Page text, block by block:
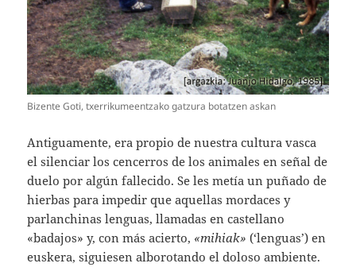
Bizente Goti, txerrikumeentzako gatzura botatzen askan
Antiguamente, era propio de nuestra cultura vasca
el silenciar los cencerros de los animales en señal de
duelo por algún fallecido. Se les metía un puñado de
hierbas para impedir que aquellas mordaces y
parlanchinas lenguas, llamadas en castellano
«badajos» y, con más acierto, «mihiak» (‘lenguas’) en
euskera, siguiesen alborotando el doloso ambiente.